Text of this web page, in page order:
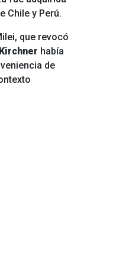
Chile y Perú.
que revocó
había
de